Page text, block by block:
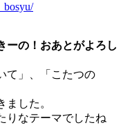
ーの！おあとがよろし
て」、「こたつの
した。
りなテーマでしたね